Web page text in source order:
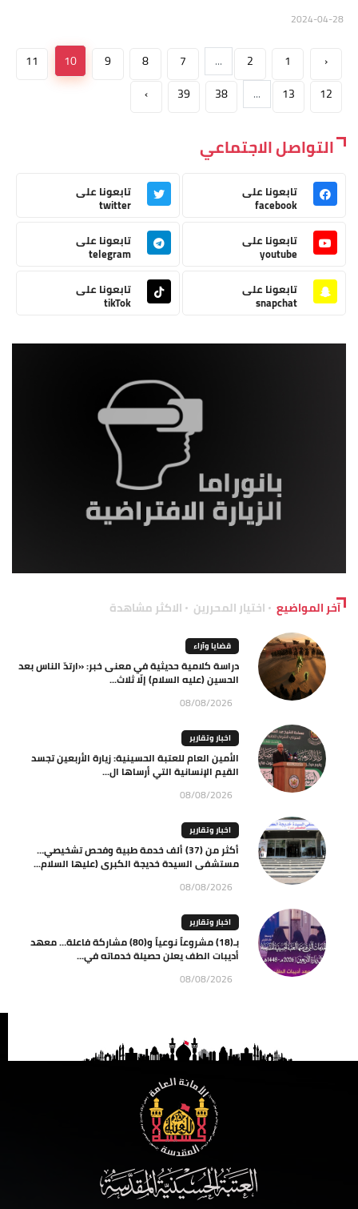
‹
1
2
...
7
8
9
10
11
12
13
...
38
39
›
التواصل الاجتماعي
تابعونا على
facebook
تابعونا على
twitter
تابعونا على
youtube
تابعونا على
telegram
تابعونا على
snapchat
تابعونا على
tikTok
آخر المواضيع اختيار المحررين الاكثر مشاهدة
قضايا وآراء
دراسة كلامية حديثية في معنى خبر: «ارتدّ الناس بعد
الحسين (عليه السلام) إلّا ثلاث...
08/08/2026
اخبار وتقارير
الأمين العام للعتبة الحسينية: زيارة الأربعين تجسد
القيم الإنسانية التي أرساها ال...
08/08/2026
اخبار وتقارير
أكثر من (37) ألف خدمة طبية وفحص تشخيصي…
مستشفى السيدة خديجة الكبرى (عليها السلام...
08/08/2026
اخبار وتقارير
بـ(18) مشروعاً نوعياً و(80) مشاركة فاعلة… معهد
أديبات الطف يعلن حصيلة خدماته في...
08/08/2026